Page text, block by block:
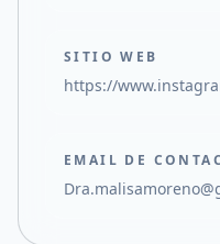
SITIO WEB
https://
EMAIL DE